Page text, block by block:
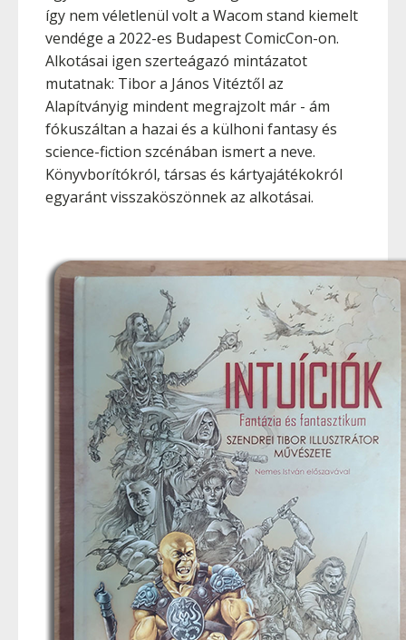
így nem véletlenül volt a Wacom stand kiemelt
vendége a 2022-es Budapest ComicCon-on.
Alkotásai igen szerteágazó mintázatot
mutatnak: Tibor a János Vitéztől az
Alapítványig mindent megrajzolt már - ám
fókuszáltan a hazai és a külhoni fantasy és
science-fiction szcénában ismert a neve.
Könyvborítókról, társas és kártyajátékokról
egyaránt visszaköszönnek az alkotásai.